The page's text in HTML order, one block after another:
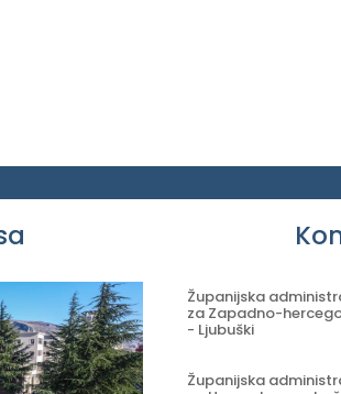
Županijska
za Zapadno-
- Ljubuški
Županijska